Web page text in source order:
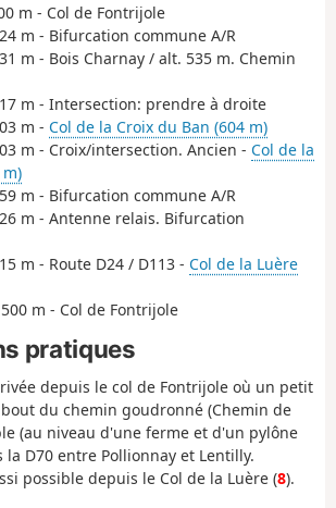
m - Col de Fontrijole
m - Bifurcation commune A/R
m - Bois Charnay / alt. 535 m. Chemin
m - Intersection: prendre à droite
m - Col de la Croix du Ban (604 m)
m - Croix/intersection. Ancien - Col de la
m - Bifurcation commune A/R
m - Antenne relais. Bifurcation
m - Route D24 / D113 - Col de la Luère
m - Col de Fontrijole
pratiques
depuis le col de Fontrijole où un petit
du chemin goudronné (Chemin de
(au niveau d'une ferme et d'un pylône
D70 entre Pollionnay et Lentilly.
possible depuis le Col de la Luère (8).